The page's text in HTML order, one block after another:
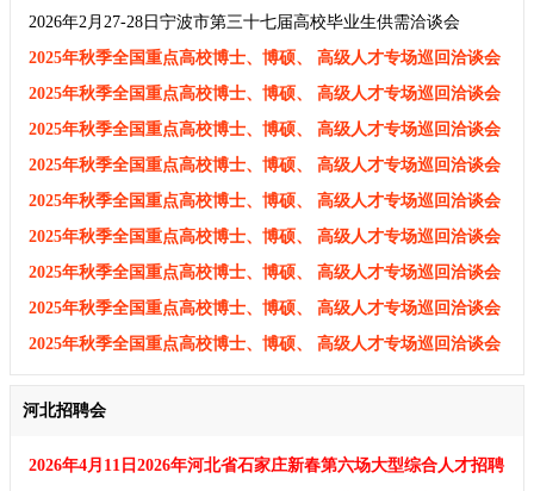
2026年2月27-28日宁波市第三十七届高校毕业生供需洽谈会
2025年秋季全国重点高校博士、博硕、 高级人才专场巡回洽谈会
及招聘会企业邀请函
2025年秋季全国重点高校博士、博硕、 高级人才专场巡回洽谈会
及招聘会企业邀请函
2025年秋季全国重点高校博士、博硕、 高级人才专场巡回洽谈会
及招聘会企业邀请函
2025年秋季全国重点高校博士、博硕、 高级人才专场巡回洽谈会
及招聘会企业邀请函
2025年秋季全国重点高校博士、博硕、 高级人才专场巡回洽谈会
及招聘会企业邀请函
2025年秋季全国重点高校博士、博硕、 高级人才专场巡回洽谈会
及招聘会企业邀请函
2025年秋季全国重点高校博士、博硕、 高级人才专场巡回洽谈会
及招聘会企业邀请函
2025年秋季全国重点高校博士、博硕、 高级人才专场巡回洽谈会
及招聘会企业邀请函
2025年秋季全国重点高校博士、博硕、 高级人才专场巡回洽谈会
河北招聘会
2026年4月11日2026年河北省石家庄新春第六场大型综合人才招聘